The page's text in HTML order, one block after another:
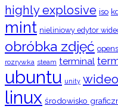
highly explosive iso
mint nieliniowy edytor
obróbka zdjęć
rozrywka steam terminal
ubuntu unity wideo
linux środowisko